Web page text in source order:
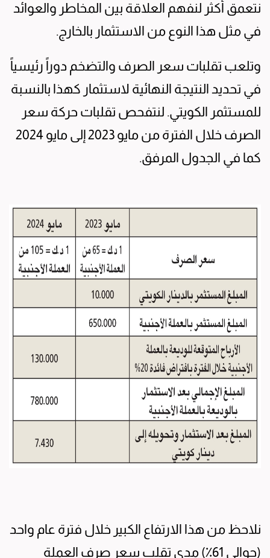
نتعمق أكثر لنفهم العلاقة بين المخاطر والعوائد
في مثل هذا النوع من الاستثمار بالخارج.
وتلعب تقلبات سعر الصرف والتضخم دوراً رئيسياً
في تحديد النتيجة النهائية لاستثمار كهذا بالنسبة
للمستثمر الكويتي. لنتفحص تقلبات حركة سعر
الصرف خلال الفترة من مايو 2023 إلى مايو 2024
كما في الجدول المرفق.
نلاحظ من هذا الارتفاع الكبير خلال فترة عام واحد
(حوالي 61٪) مدى تقلب سعر صرف العملة